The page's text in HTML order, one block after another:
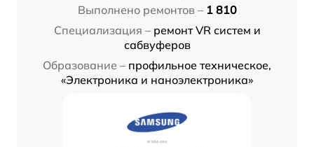
Выполнено ремонтов – 1 810
Специализация – ремонт VR систем и
сабвуферов
Образование – профильное техническое,
«Электроника и наноэлектроника»